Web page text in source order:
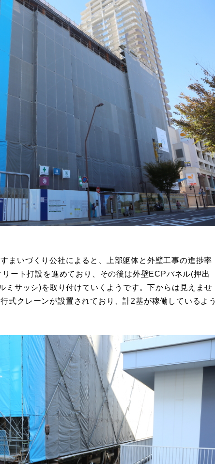
まいづくり公社によると、上部躯体と外壁工事の進捗率
ート打設を進めており、その後は外壁ECPパネル(押出
ミサッシ)を取り付けていくようです。下からは見えませ
式クレーンが設置されており、計2基が稼働しているよう